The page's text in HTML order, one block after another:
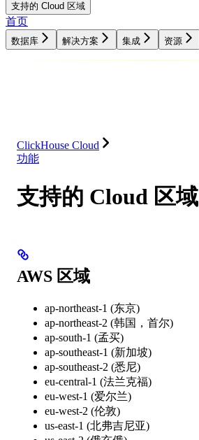
支持的 Cloud 区域
首页
数据库 解决方案 集成 资源
ClickHouse Cloud
功能
支持的 Cloud 区域
AWS 区域
ap-northeast-1 (东京)
ap-northeast-2 (韩国，首尔)
ap-south-1 (孟买)
ap-southeast-1 (新加坡)
ap-southeast-2 (悉尼)
eu-central-1 (法兰克福)
eu-west-1 (爱尔兰)
eu-west-2 (伦敦)
us-east-1 (北弗吉尼亚)